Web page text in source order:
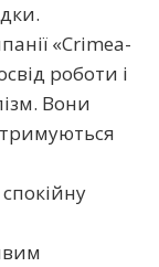
«Crimea-
роботи і
Вони